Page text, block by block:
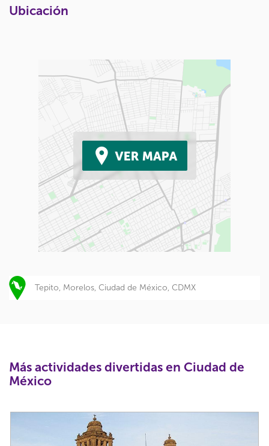
Ubicación
Tepito, Morelos, Ciudad de México, CDMX
Más actividades divertidas en Ciudad de
México